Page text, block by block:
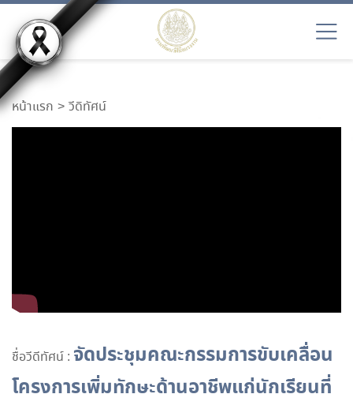
หน้าแรก วีดิทัศน์
ชื่อวีดีทัศน์ : จัดประชุมคณะกรรมการขับเคลื่อน
โครงการเพิ่มทักษะด้านอาชีพแก่นักเรียนที่